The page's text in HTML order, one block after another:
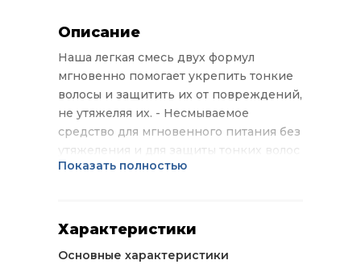
Описание
Наша легкая смесь двух формул
мгновенно помогает укрепить тонкие
волосы и защитить их от повреждений,
не утяжеляя их. - Несмываемое
средство для мгновенного питания без
утяжеления и для защиты тонких волос
- Распутывает волосы, облегчая
жирности - Усовершенствованная
Показать полностью
Характеристики
Основные характеристики